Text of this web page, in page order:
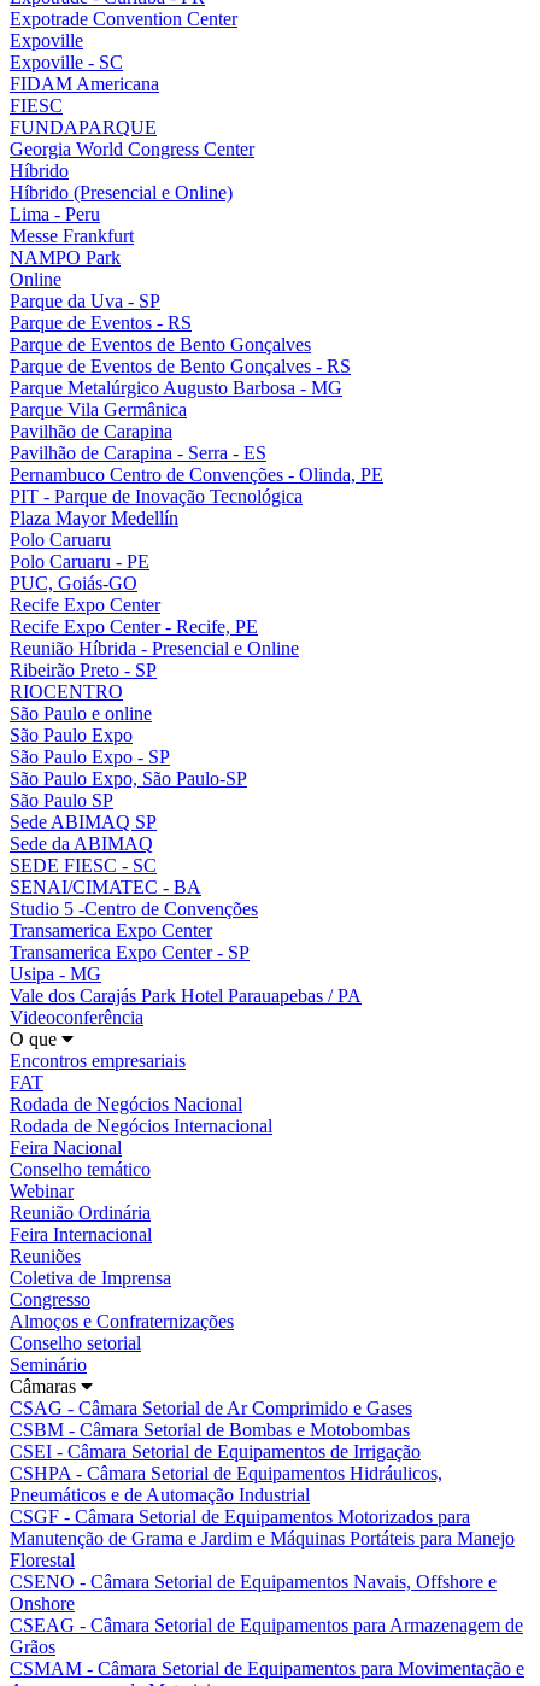
Expotrade Convention Center
Expoville
Expoville - SC
FIDAM Americana
FIESC
FUNDAPARQUE
Georgia World Congress Center
Híbrido
Híbrido (Presencial e Online)
Lima - Peru
Messe Frankfurt
NAMPO Park
Online
Parque da Uva - SP
Parque de Eventos - RS
Parque de Eventos de Bento Gonçalves
Parque de Eventos de Bento Gonçalves - RS
Parque Metalúrgico Augusto Barbosa - MG
Parque Vila Germânica
Pavilhão de Carapina
Pavilhão de Carapina - Serra - ES
Pernambuco Centro de Convenções - Olinda, PE
PIT - Parque de Inovação Tecnológica
Plaza Mayor Medellín
Polo Caruaru
Polo Caruaru - PE
PUC, Goiás-GO
Recife Expo Center
Recife Expo Center - Recife, PE
Reunião Híbrida - Presencial e Online
Ribeirão Preto - SP
RIOCENTRO
São Paulo e online
São Paulo Expo
São Paulo Expo - SP
São Paulo Expo, São Paulo-SP
São Paulo SP
Sede ABIMAQ SP
Sede da ABIMAQ
SEDE FIESC - SC
SENAI/CIMATEC - BA
Studio 5 -Centro de Convenções
Transamerica Expo Center
Transamerica Expo Center - SP
Usipa - MG
Vale dos Carajás Park Hotel Parauapebas / PA
Videoconferência
O que
Encontros empresariais
FAT
Rodada de Negócios Nacional
Rodada de Negócios Internacional
Feira Nacional
Conselho temático
Webinar
Reunião Ordinária
Feira Internacional
Reuniões
Coletiva de Imprensa
Congresso
Almoços e Confraternizações
Conselho setorial
Seminário
Câmaras
CSAG - Câmara Setorial de Ar Comprimido e Gases
CSBM - Câmara Setorial de Bombas e Motobombas
CSEI - Câmara Setorial de Equipamentos de Irrigação
CSHPA - Câmara Setorial de Equipamentos Hidráulicos,
Pneumáticos e de Automação Industrial
CSGF - Câmara Setorial de Equipamentos Motorizados para
Manutenção de Grama e Jardim e Máquinas Portáteis para Manejo
Florestal
CSENO - Câmara Setorial de Equipamentos Navais, Offshore e
Onshore
CSEAG - Câmara Setorial de Equipamentos para Armazenagem de
Grãos
CSMAM - Câmara Setorial de Equipamentos para Movimentação e